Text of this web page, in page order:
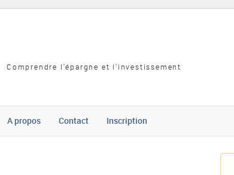
Comprendre l'épargne et l'investissement
A propos Contact Inscription